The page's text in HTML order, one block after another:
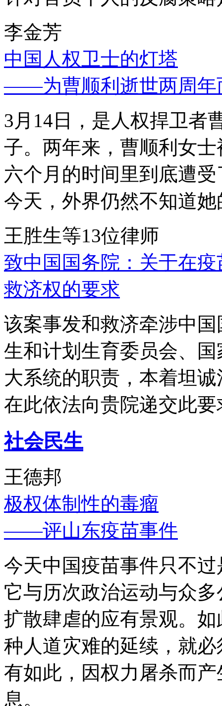
李金芳
中国人权卫士的灯塔
——为曹顺利逝世两周年
3月14日，是人权捍卫者
子。两年来，曹顺利女
六个月的时间里到底遭
今天，外界仍然不知道
王胜生等13位律师
致中国国务院：关于在
救济权的要求
该案事发和救济牵涉中
生和计划生育委员会、
大系统的职责，本着坦
在此依法向贵院递交此要
社会民生
王德邦
极权体制性的毒瘤
——评山东疫苗事件
今天中国疫苗事件只不
它与历次政治运动与众
扩散肆虐的应有景观。
种人道灾难的延续，就
有如此，因权力屠杀而
息。